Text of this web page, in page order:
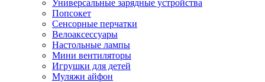
Универсальные зарядные устройства
Попсокет
Сенсорные перчатки
Велоаксессуары
Настольные лампы
Мини вентиляторы
Игрушки для детей
Муляжи айфон